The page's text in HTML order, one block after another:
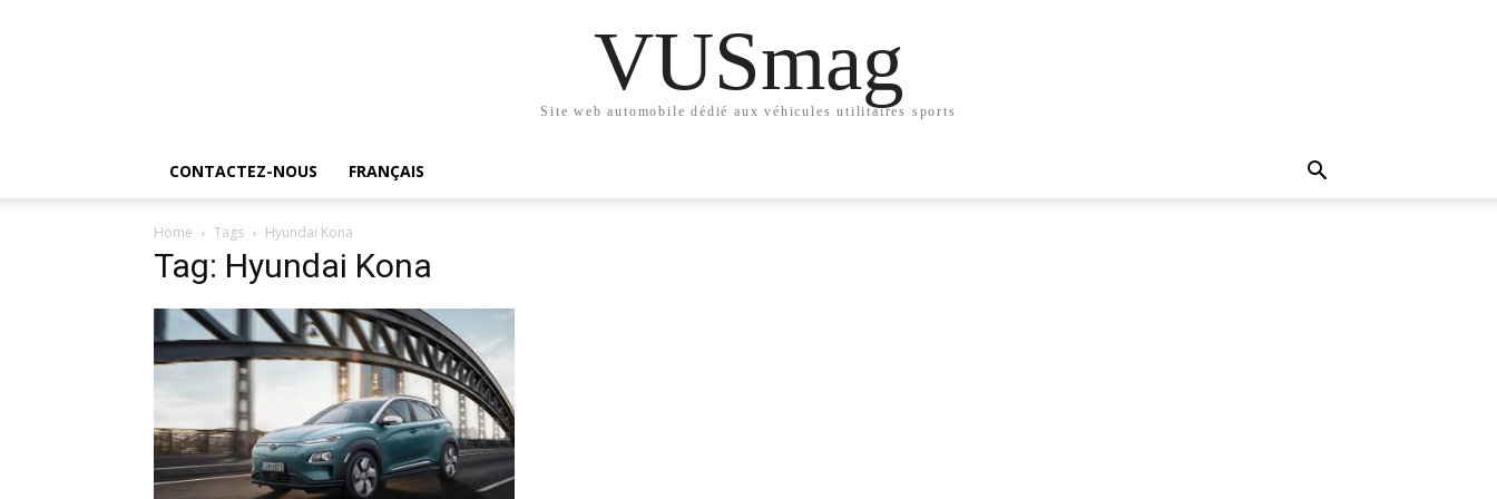
VUSmag
Site web automobile dédié aux véhicules utilitaires sports
CONTACTEZ-NOUS FRANÇAIS
Home Tags Hyundai Kona
Tag: Hyundai Kona